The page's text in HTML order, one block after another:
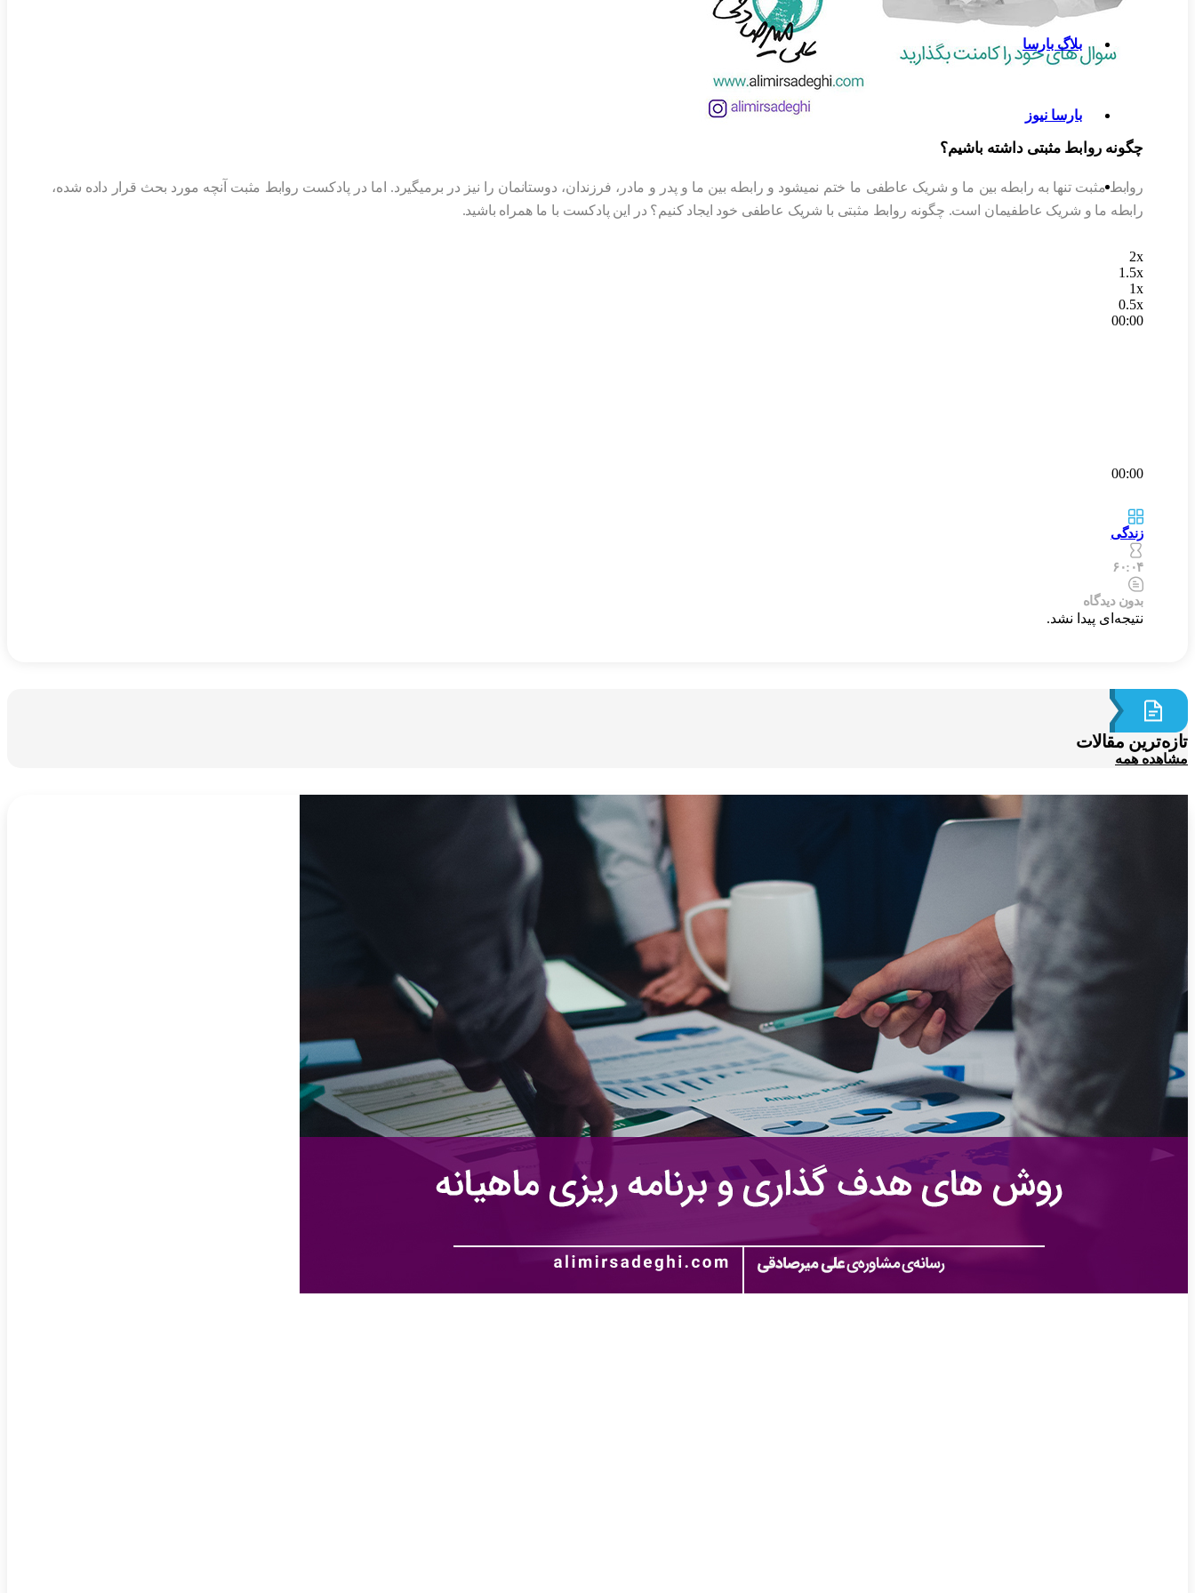
بلاگ بارسا
بارسا نیوز
چگونه روابط مثبتی داشته باشیم؟
روابط مثبت تنها به رابطه بین ما و شریک عاطفی ما ختم نمیشود و رابطه بین ما و پدر و مادر، فرزندان، دوستانمان را نیز در برمیگیرد. اما در پادکست روابط مثبت آنچه مورد بحث قرار داده شده،
رابطه ما و شریک عاطفیمان است. چگونه روابط مثبتی با شریک عاطفی خود ایجاد کنیم؟ در این پادکست با ما همراه باشید.
2x
1.5x
1x
0.5x
00:00
00:00
زندگی
۶۰:۰۴
بدون دیدگاه
نتیجه‌ای پیدا نشد.
تازه‌ترین مقالات
مشاهده همه